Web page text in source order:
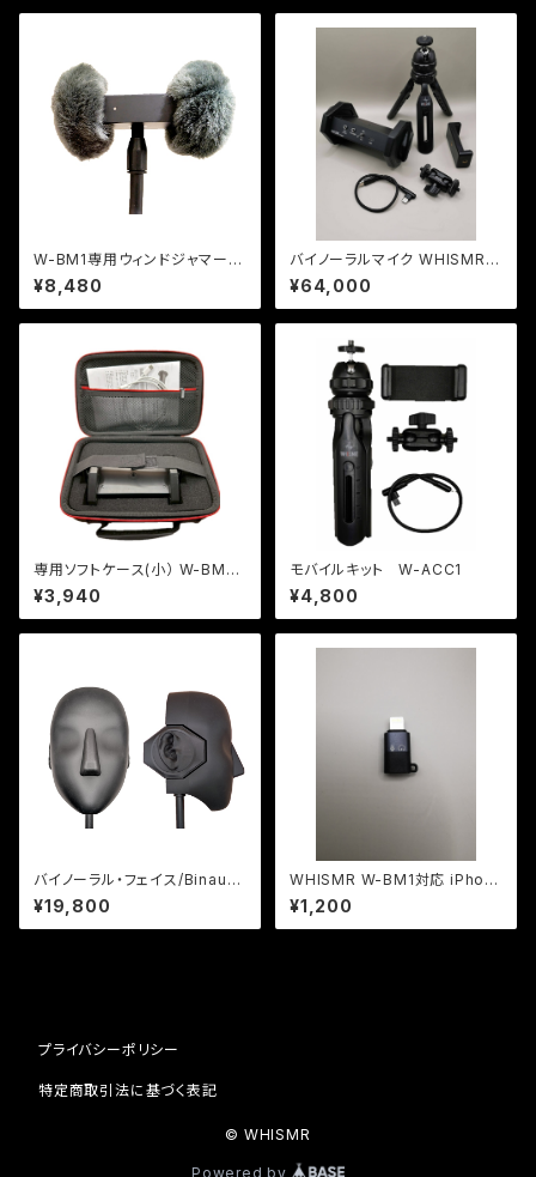
W-BM1専用ウィンドジャマー
（風防）2個1組
¥8,480
バイノーラルマイク WHISMR
〈ウイスマー〉W-BM1 モバイル
キット付属
¥64,000
専用ソフトケース(小） W-BM1
収納〈カット済グリッドスポンジ
フォーム付〉
¥3,940
モバイルキット W-ACC1
¥4,800
バイノーラル・フェイス/Binaural
Face W-FACE1 『W-BM1』専
用機能拡張ユニット
¥19,800
WHISMR W-BM1対応 iPhon
e Lightning 端子用 Type-C
変換アダプター
¥1,200
プライバシーポリシー
特定商取引法に基づく表記
© WHISMR
Powered by